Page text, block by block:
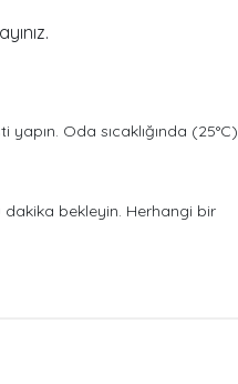
Oda sıcaklığında (25°C)
dakika bekleyin. Herhangi bir